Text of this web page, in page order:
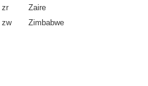
zr
Zaire
zw
Zimbabwe